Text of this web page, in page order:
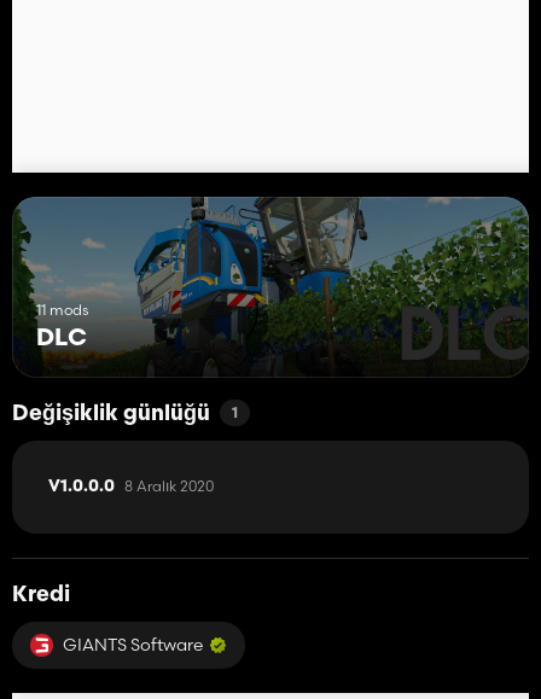
11 mods
DLC
Değişiklik günlüğü 1
V1.0.0.0 8 Aralık 2020
Kredi
GIANTS Software